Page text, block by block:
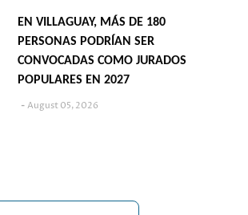
EN VILLAGUAY, MÁS DE 180
PERSONAS PODRÍAN SER
CONVOCADAS COMO JURADOS
POPULARES EN 2027
August 05, 2026